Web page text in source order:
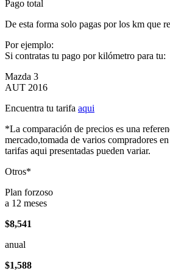
Pago total
De esta forma solo pagas por los km que
Por ejemplo:
Si contratas tu pago por kilómetro para tu:
Mazda 3
AUT 2016
Encuentra tu tarifa aqui
*La comparación de precios es una
mercado,tomada de varios compradores
tarifas aqui presentadas pueden variar.
Otros*
Plan forzoso
a 12 meses
$8,541
anual
$1,588